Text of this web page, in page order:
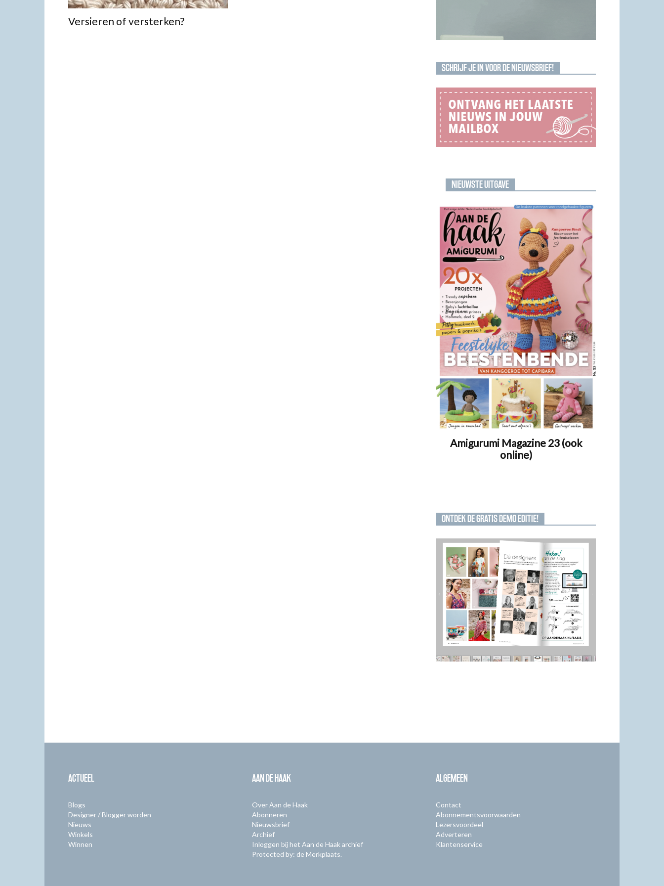
Versieren of versterken?
SCHRIJF JE IN VOOR DE NIEUWSBRIEF!
NIEUWSTE UITGAVE
Amigurumi Magazine 23 (ook
online)
ONTDEK DE GRATIS DEMO EDITIE!
ACTUEEL
Blogs
Designer / Blogger worden
Nieuws
Winkels
Winnen
AAN DE HAAK
Over Aan de Haak
Abonneren
Nieuwsbrief
Archief
Inloggen bij het Aan de Haak archief
Protected by: de Merkplaats.
ALGEMEEN
Contact
Abonnementsvoorwaarden
Lezersvoordeel
Adverteren
Klantenservice